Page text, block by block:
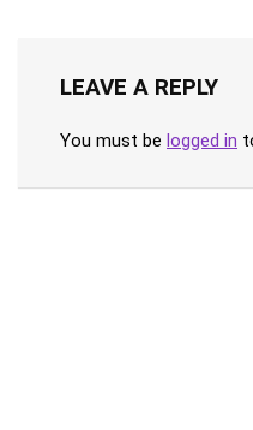
LEAVE A REPLY
You must be logged in